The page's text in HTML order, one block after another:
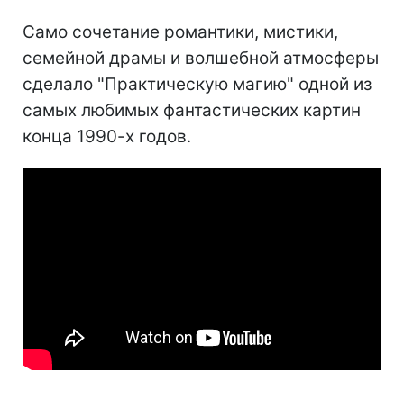
Само сочетание романтики, мистики,
семейной драмы и волшебной атмосферы
сделало "Практическую магию" одной из
самых любимых фантастических картин
конца 1990-х годов.